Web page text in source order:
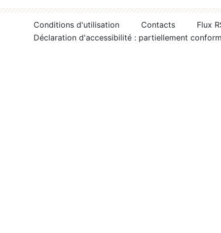
Conditions d'utilisation Contacts
Flux
Déclaration d'accessibilité : partiellement